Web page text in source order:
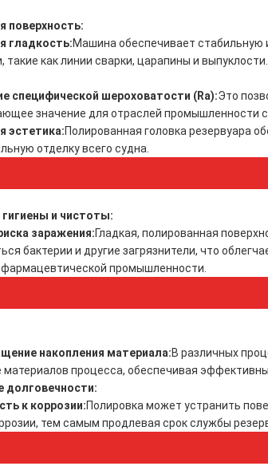
поверхность:
гладкость:Машина обеспечивает стабильную
такие как линии сварки, царапины и выпуклости.
специфической шероховатости (Ra):Это
значение для отраслей промышленности с
эстетика:Полированная головка резервуара
отделку всего судна.
и чистоты:
заражения:Гладкая, полированная
бактерии и другие загрязнители, что
промышленности.
накопления материала:В различных
материалов процесса, обеспечивая
долговечности:
к коррозии:Полировка может устранить
тем самым продлевая срок службы